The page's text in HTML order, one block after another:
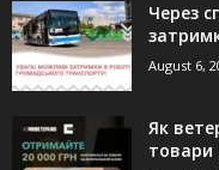
Через
August 6,
Як
товари